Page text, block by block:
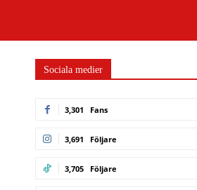
Sociala medier
3,301 Fans
3,691 Följare
3,705 Följare